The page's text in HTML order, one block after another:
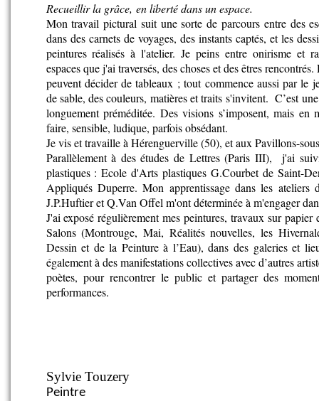
Recueillir la grâce, en liberté dans un espace.
Mon travail pictural suit une sorte de parcours entre des
dans des carnets de voyages, des instants captés, et les
peintures réalisés à l'atelier. Je peins entre onirisme et
espaces que j'ai traversés, des choses et des êtres
peuvent décider de tableaux ; tout commence aussi par le
de sable, des couleurs, matières et traits s'invitent. C’est
longuement préméditée. Des visions s’imposent, mais en
faire, sensible, ludique, parfois obsédant.
Je vis et travaille à Hérenguerville (50), et aux Pavillons-
Parallèlement à des études de Lettres (Paris III), j'ai
plastiques : Ecole d'Arts plastiques G.Courbet de Saint-
Appliqués Duperre. Mon apprentissage dans les ateliers
J.P.Huftier et Q.Van Offel m'ont déterminée à m'engager
J'ai exposé régulièrement mes peintures, travaux sur papier
Salons (Montrouge, Mai, Réalités nouvelles, les
Dessin et de la Peinture à l’Eau), dans des galeries et
également à des manifestations collectives avec d’autres
poètes, pour rencontrer le public et partager des
performances.
Sylvie Touzery
Peintre